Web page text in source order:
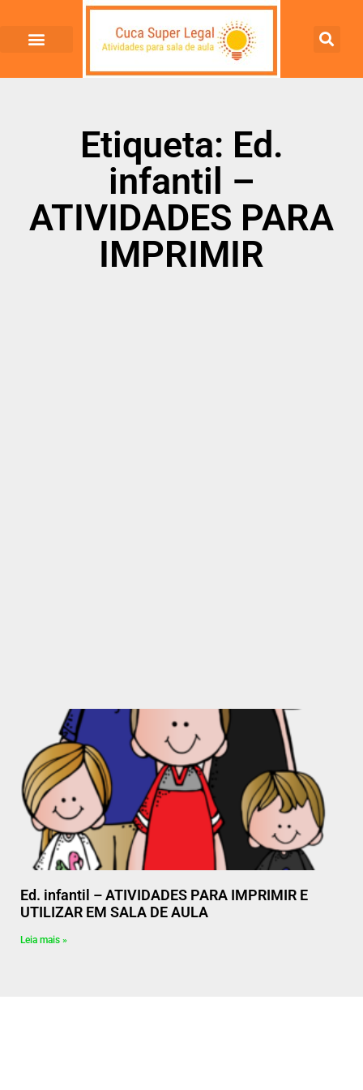
Etiqueta: Ed.
infantil –
ATIVIDADES PARA
IMPRIMIR
Ed. infantil – ATIVIDADES PARA IMPRIMIR E
UTILIZAR EM SALA DE AULA
Leia mais »